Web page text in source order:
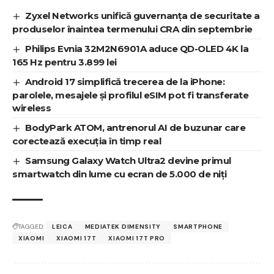
Zyxel Networks unifică guvernanța de securitate a
produselor înaintea termenului CRA din septembrie
Philips Evnia 32M2N6901A aduce QD-OLED 4K la
165 Hz pentru 3.899 lei
Android 17 simplifică trecerea de la iPhone:
parolele, mesajele și profilul eSIM pot fi transferate
wireless
BodyPark ATOM, antrenorul AI de buzunar care
corectează execuția în timp real
Samsung Galaxy Watch Ultra2 devine primul
smartwatch din lume cu ecran de 5.000 de niți
TAGGED: LEICA MEDIATEK DIMENSITY
SMARTPHONE
XIAOMI
XIAOMI 17T XIAOMI 17T PRO